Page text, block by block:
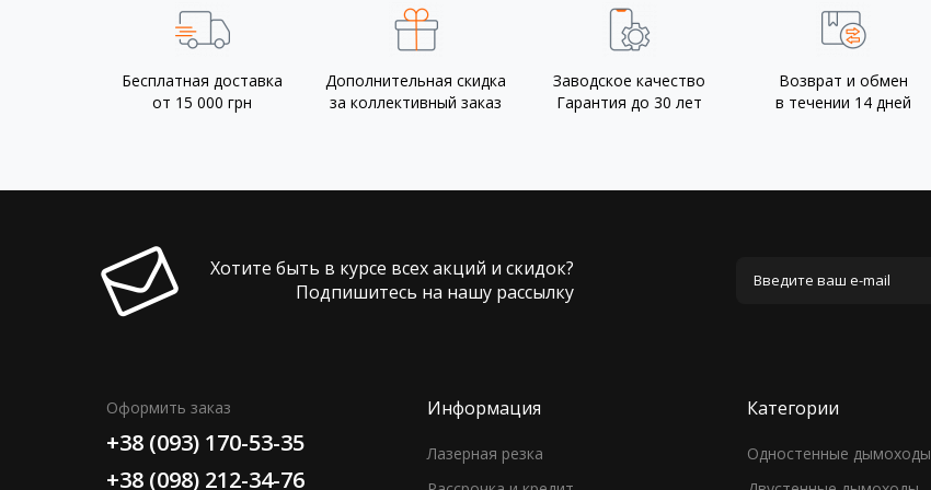
Бесплатная доставка
от 15 000 грн
Дополнительная скидка
за коллективный заказ
Заводское качество
Гарантия до 30 лет
Возврат и обмен
в течении 14 дней
Хотите быть в курсе всех акций и скидок?
Подпишитесь на нашу рассылку
Оформить заказ
+38 (093) 170-53-35
+38 (098) 212-34-76
Информация
Лазерная резка
Категории
Одностенные дымоходы